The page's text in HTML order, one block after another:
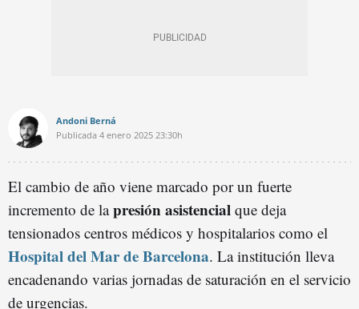
Andoni Berná
Publicada 4 enero 2025 23:30h
El cambio de año viene marcado por un fuerte
incremento de lapresión asistencial que deja
tensionados centros médicos y hospitalarios como el
Hospital del Mar de Barcelona. La institución lleva
encadenando varias jornadas de saturación en el servicio
de urgencias.